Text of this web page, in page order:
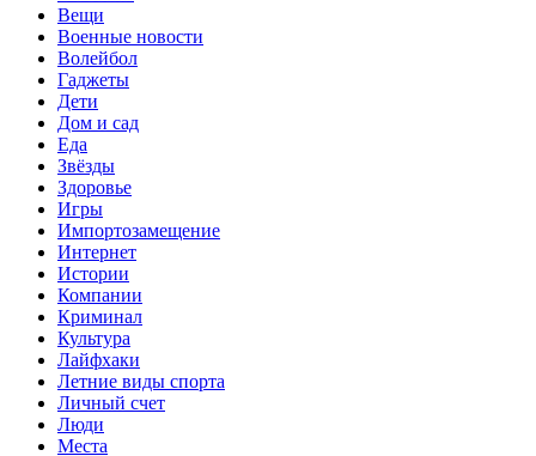
Вещи
Военные новости
Волейбол
Гаджеты
Дети
Дом и сад
Еда
Звёзды
Здоровье
Игры
Импортозамещение
Интернет
Истории
Компании
Криминал
Культура
Лайфхаки
Летние виды спорта
Личный счет
Люди
Места